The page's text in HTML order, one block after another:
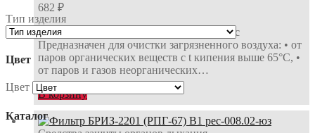
682 ₽
Марка A1B1E1K1Р1 пластиковый корпус
Предназначен для очистки загрязненного воздуха: • от
паров органических веществ с t кипения выше 65°С, •
от паров и газов неорганических…
В корзину
Тип изделия
Цвет
Цвет
Каталог